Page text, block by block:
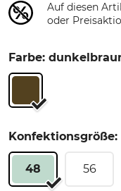
Auf diesen
oder
Farbe:
Konfektionsgröße:
48 56